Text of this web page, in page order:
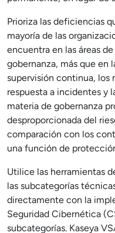
Prioriza las deficiencias
mayoría de las
encuentra en las áreas
gobernanza, más que en
supervisión continua, los
respuesta a incidentes y
materia de gobernanza
desproporcionada del
comparación con los
una función de
Utilice las herramientas
las subcategorías
directamente con la
Seguridad Cibernética
subcategorías. Kaseya